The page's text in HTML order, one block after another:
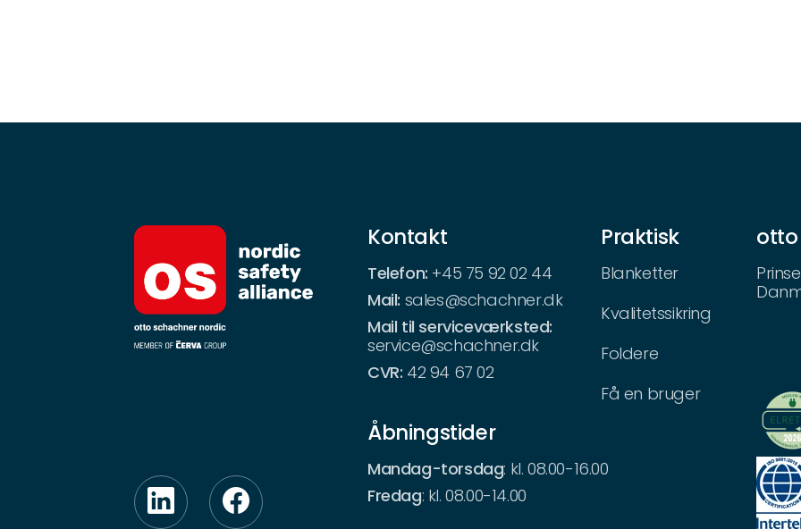
Kontakt
Telefon: +45 75 92 02 44
Mail: sales@schachner.dk
Mail til serviceværksted:
service@schachner.dk
CVR: 42 94 67 02
Åbningstider
Mandag-torsdag: kl. 08.00-16.00
Fredag: kl. 08.00-14.00
Praktisk
Blanketter
Kvalitetssikring
Foldere
Få en bruger